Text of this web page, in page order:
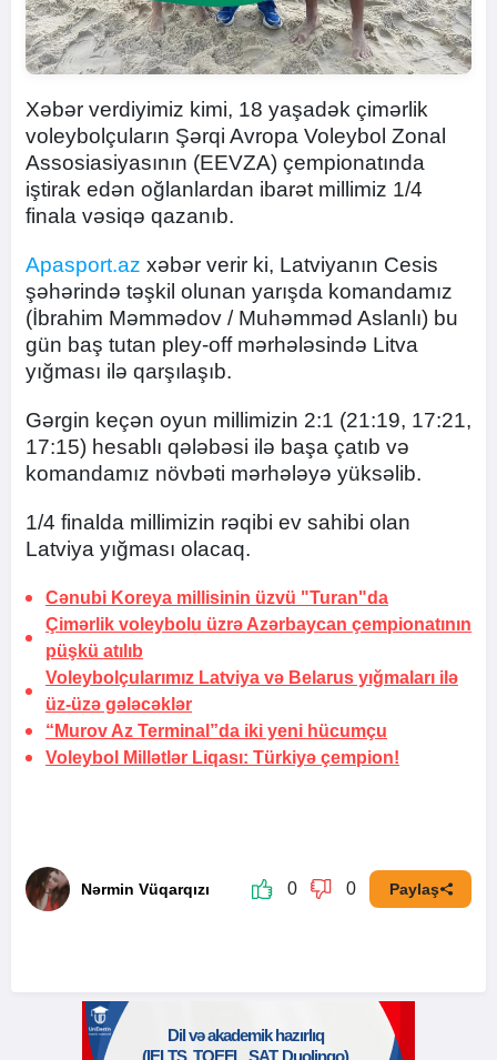
Xəbər verdiyimiz kimi, 18 yaşadək çimərlik
voleybolçuların Şərqi Avropa Voleybol Zonal
Assosiasiyasının (EEVZA) çempionatında
iştirak edən oğlanlardan ibarət millimiz 1/4
finala vəsiqə qazanıb.
Apasport.az xəbər verir ki, Latviyanın Cesis
şəhərində təşkil olunan yarışda komandamız
(İbrahim Məmmədov / Muhəmməd Aslanlı) bu
gün baş tutan pley-off mərhələsində Litva
yığması ilə qarşılaşıb.
Gərgin keçən oyun millimizin 2:1 (21:19, 17:21,
17:15) hesablı qələbəsi ilə başa çatıb və
komandamız növbəti mərhələyə yüksəlib.
1/4 finalda millimizin rəqibi ev sahibi olan
Latviya yığması olacaq.
Cənubi Koreya millisinin üzvü "Turan"da
Çimərlik voleybolu üzrə Azərbaycan çempionatının
püşkü atılıb
Voleybolçularımız Latviya və Belarus yığmaları ilə
üz-üzə gələcəklər
“Murov Az Terminal”da iki yeni hücumçu
Voleybol Millətlər Liqası: Türkiyə çempion!
Nərmin Vüqarqızı 0 0 Paylaş